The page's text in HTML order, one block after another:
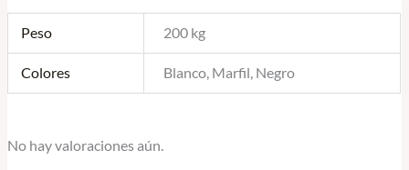
Peso 200 kg
Colores Blanco, Marfil, Negro
No hay valoraciones aún.